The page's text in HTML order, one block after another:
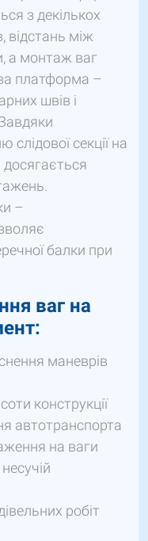
з декількох
відстань між
а монтаж ваг
платформа –
швів і
секції на
–
балки при
ваг на
маневрів
конструкції
автотранспорта
на ваги
робіт